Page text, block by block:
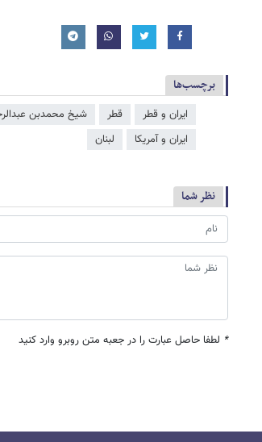
برچسب‌ها
ایران و قطر قطر شیخ محمدبن
ایران و آمریکا
لبنان
نظر شما
* لطفا حاصل عبارت را در جعبه متن روبرو وارد کنید